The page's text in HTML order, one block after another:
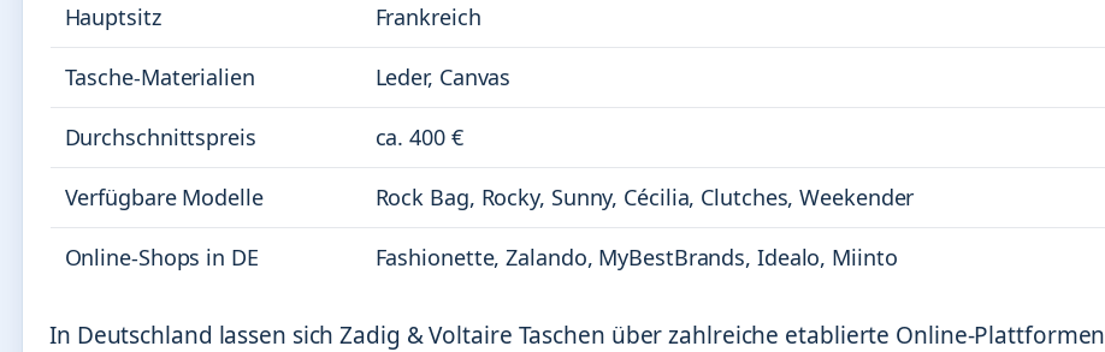
Hauptsitz Frankreich
Tasche-Materialien Leder, Canvas
Durchschnittspreis ca. 400 €
Verfügbare Modelle Rock Bag, Rocky, Sunny, Cécilia, Clutches, Weekender
Online-Shops in DE Fashionette, Zalando, MyBestBrands, Idealo, Miinto
In Deutschland lassen sich Zadig & Voltaire Taschen über zahlreiche etablierte Online-Plattformen